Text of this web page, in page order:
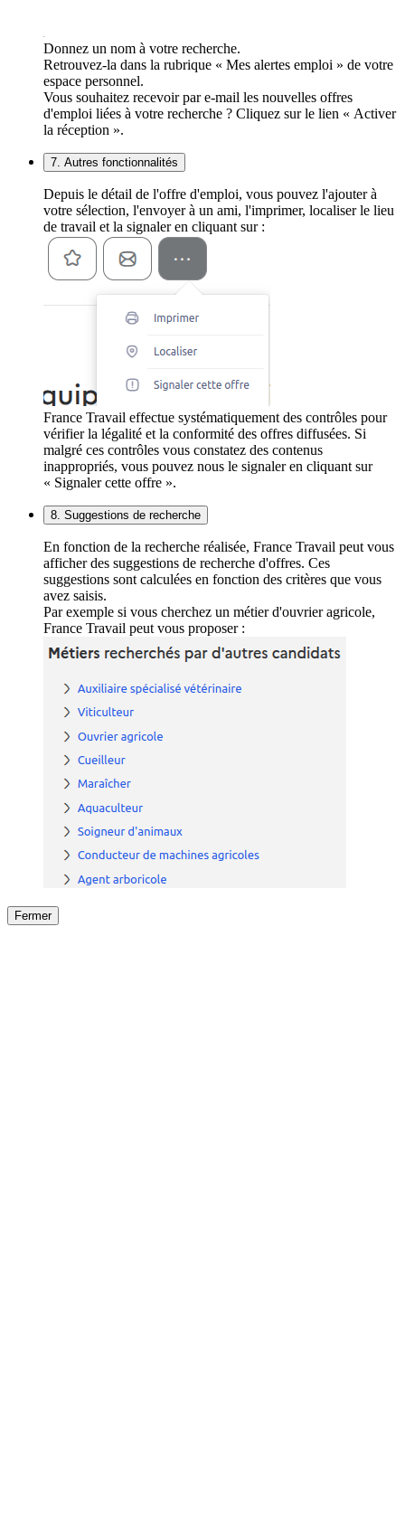
Donnez un nom à votre recherche.
Retrouvez-la dans la rubrique « Mes alertes emploi » de votre
espace personnel.
Vous souhaitez recevoir par e-mail les nouvelles offres
d'emploi liées à votre recherche ? Cliquez sur le lien « Activer
la réception ».
7. Autres fonctionnalités
Depuis le détail de l'offre d'emploi, vous pouvez l'ajouter à
votre sélection, l'envoyer à un ami, l'imprimer, localiser le lieu
de travail et la signaler en cliquant sur :
France Travail effectue systématiquement des contrôles pour
vérifier la légalité et la conformité des offres diffusées. Si
malgré ces contrôles vous constatez des contenus
inappropriés, vous pouvez nous le signaler en cliquant sur
« Signaler cette offre ».
8. Suggestions de recherche
En fonction de la recherche réalisée, France Travail peut vous
afficher des suggestions de recherche d'offres. Ces
suggestions sont calculées en fonction des critères que vous
avez saisis.
Par exemple si vous cherchez un métier d'ouvrier agricole,
France Travail peut vous proposer :
Fermer